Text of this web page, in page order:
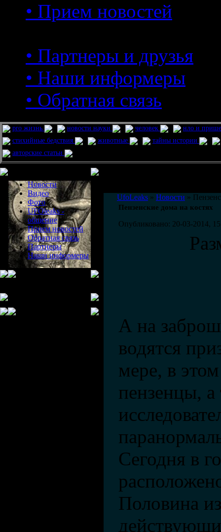
• Прием новостей
• Партнеры и друзья
• Наши информеры
• Обратная связь
pro жизнь новости науки человек
нло и
стихийные бедствия
животные
тайны истории
авторские статьи
Новости
Видео
Фото
UFOleaks -
общение
Прием новостей
Обратная связь
Партнеры
Наши информеры
UfoLeaks » Новости »
Пензенские дома на костях
Опубликовано: 20-03-2014,
А на
водятся
мере, в
пензенцы, а
Сегодня в
Половина